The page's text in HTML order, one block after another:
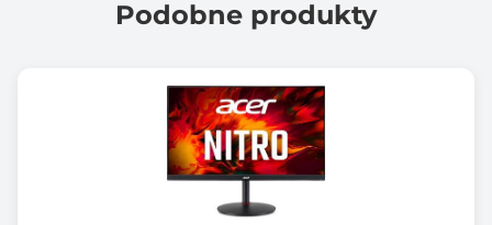
Kontrast statyczny
Rozdzielczość maksymalna
Podobne produkty